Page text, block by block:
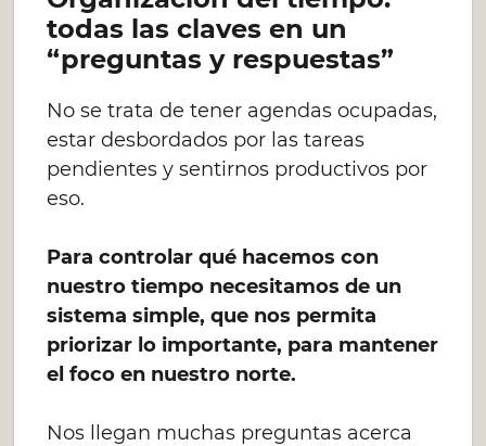
todas las claves en un
“preguntas y respuestas”
No se trata de tener agendas ocupadas,
estar desbordados por las tareas
pendientes y sentirnos productivos por
eso.
Para controlar qué hacemos con
nuestro tiempo necesitamos de un
sistema simple, que nos permita
priorizar lo importante, para mantener
el foco en nuestro norte.
Nos llegan muchas preguntas acerca